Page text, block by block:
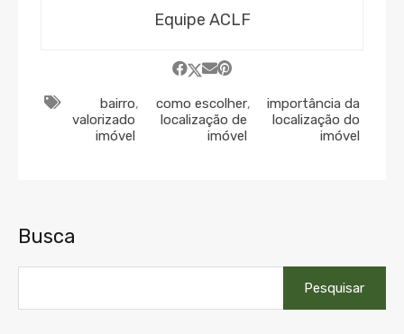
Equipe ACLF
bairro
valorizado
imóvel
,
como escolher
localização de
imóvel
,
importância da
localização do
imóvel
Busca
por: